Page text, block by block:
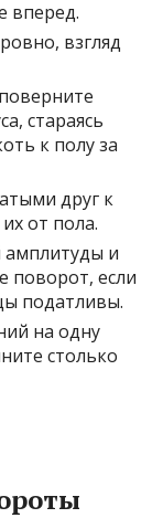
вперед.
взгляд
стараясь
к полу за
друг к
от пола.
амплитуды и
поворот, если
податливы.
на одну
столько